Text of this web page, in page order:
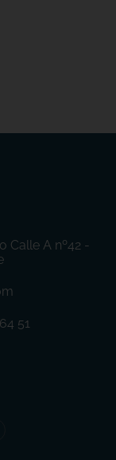
Calle A nº42 -
51